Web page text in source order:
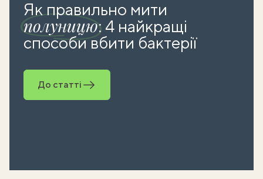
Як правильно мити
полуницю: 4 найкращі
способи вбити бактерії
До статті